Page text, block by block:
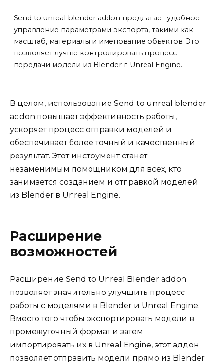
Send to unreal blender addon предлагает удобное
управление параметрами экспорта, такими как
масштаб, материалы и именование объектов. Это
позволяет лучше контролировать процесс
передачи модели из Blender в Unreal Engine.
В целом, использование Send to unreal blender
addon повышает эффективность работы,
ускоряет процесс отправки моделей и
обеспечивает более точный и качественный
результат. Этот инструмент станет
незаменимым помощником для всех, кто
занимается созданием и отправкой моделей
из Blender в Unreal Engine.
Расширение
возможностей
Расширение Send to Unreal Blender addon
позволяет значительно улучшить процесс
работы с моделями в Blender и Unreal Engine.
Вместо того чтобы экспортировать модели в
промежуточный формат и затем
импортировать их в Unreal Engine, этот аддон
позволяет отправить модели прямо из Blender